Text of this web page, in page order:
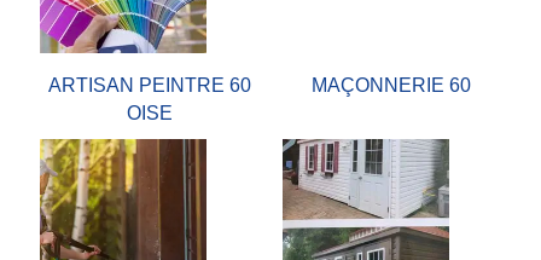
ARTISAN PEINTRE 60
OISE
MAÇONNERIE 60